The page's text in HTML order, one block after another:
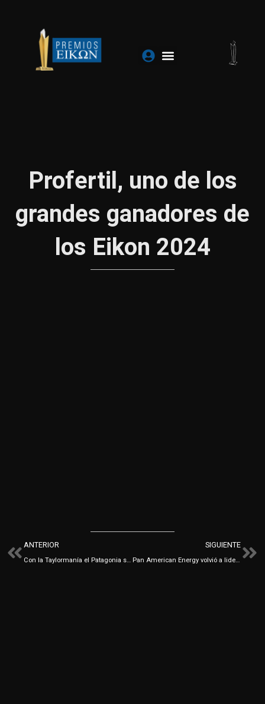
contenido
Profertil, uno de los
grandes ganadores de
los Eikon 2024
AntANTERIOR
Con la Taylormanía el Patagonia se llevó cuatro estatuillas en los Eikon
SIGUIENTE
Pan American Energy volvió a liderar los Eikon con 10 estatuillas